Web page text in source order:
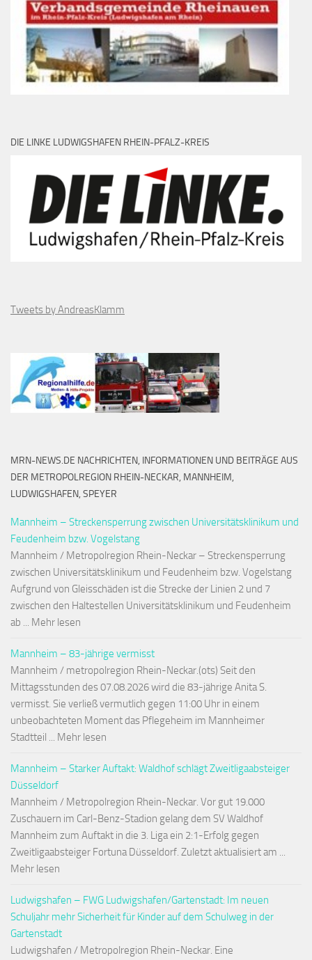
DIE LINKE LUDWIGSHAFEN RHEIN-PFALZ-KREIS
Tweets by AndreasKlamm
MRN-NEWS.DE NACHRICHTEN, INFORMATIONEN UND BEITRÄGE AUS
DER METROPOLREGION RHEIN-NECKAR, MANNHEIM,
LUDWIGSHAFEN, SPEYER
Mannheim – Streckensperrung zwischen Universitätsklinikum und
Feudenheim bzw. Vogelstang
Mannheim / Metropolregion Rhein-Neckar – Streckensperrung
zwischen Universitätsklinikum und Feudenheim bzw. Vogelstang
Aufgrund von Gleisschäden ist die Strecke der Linien 2 und 7
zwischen den Haltestellen Universitätsklinikum und Feudenheim
ab ... Mehr lesen
Mannheim – 83-jährige vermisst
Mannheim / metropolregion Rhein-Neckar.(ots) Seit den
Mittagsstunden des 07.08.2026 wird die 83-jährige Anita S.
vermisst. Sie verließ vermutlich gegen 11:00 Uhr in einem
unbeobachteten Moment das Pflegeheim im Mannheimer
Stadtteil ... Mehr lesen
Mannheim – Starker Auftakt: Waldhof schlägt Zweitligaabsteiger
Düsseldorf
Mannheim / Metropolregion Rhein-Neckar. Vor gut 19.000
Zuschauern im Carl-Benz-Stadion gelang dem SV Waldhof
Mannheim zum Auftakt in die 3. Liga ein 2:1-Erfolg gegen
Zweitligaabsteiger Fortuna Düsseldorf. Zuletzt aktualisiert am ...
Mehr lesen
Ludwigshafen – FWG Ludwigshafen/Gartenstadt: Im neuen
Schuljahr mehr Sicherheit für Kinder auf dem Schulweg in der
Gartenstadt
Ludwigshafen / Metropolregion Rhein-Neckar. Eine